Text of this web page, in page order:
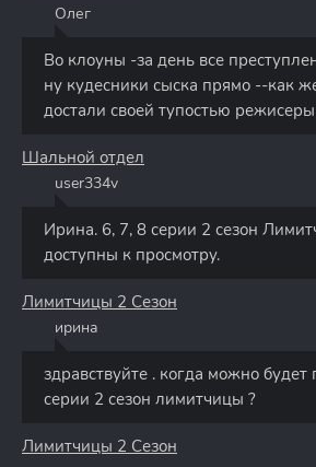
Олег
Во клоуны -за день все преступления раскрывают-
ну кудесники сыска прямо --как же вы уже
достали своей тупостью
Шальной отдел
user334v
Ирина. 6, 7, 8 серии 2 сезон
доступны к просмотру.
Лимитчицы 2 Сезон
ирина
здравствуйте . когда можно будет
серии 2 сезон лимитчицы ?
Лимитчицы 2 Сезон